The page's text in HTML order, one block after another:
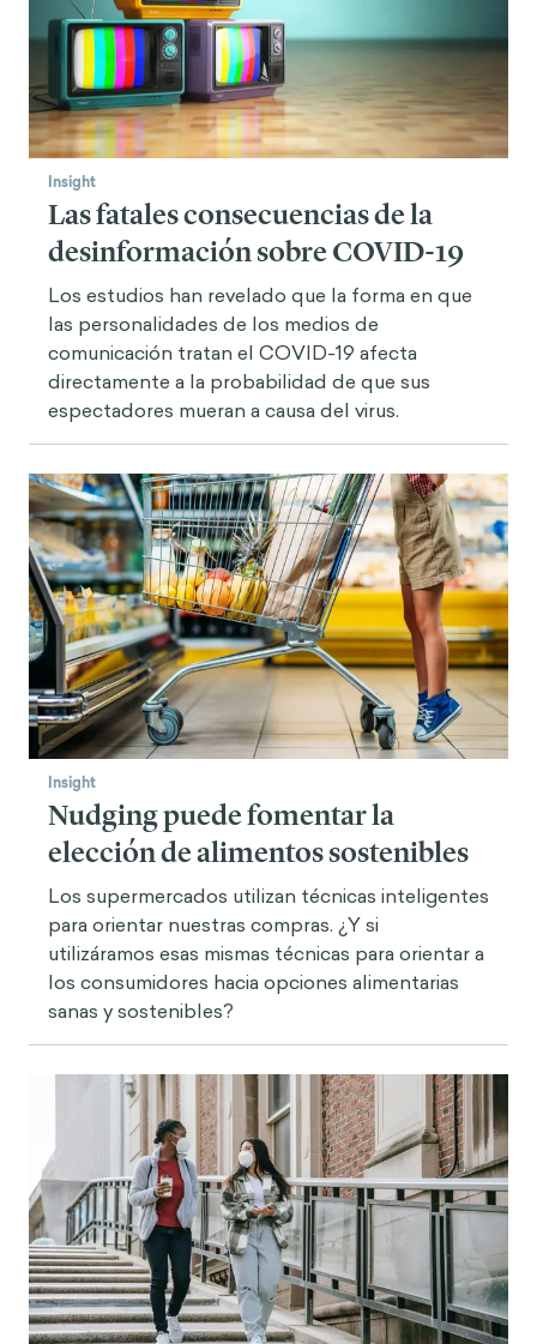
Insight
Las fatales consecuencias de la
desinformación sobre COVID-19
Los estudios han revelado que la forma en que
las personalidades de los medios de
comunicación tratan el COVID-19 afecta
directamente a la probabilidad de que sus
espectadores mueran a causa del virus.
Insight
Nudging puede fomentar la
elección de alimentos sostenibles
Los supermercados utilizan técnicas inteligentes
para orientar nuestras compras. ¿Y si
utilizáramos esas mismas técnicas para orientar a
los consumidores hacia opciones alimentarias
sanas y sostenibles?